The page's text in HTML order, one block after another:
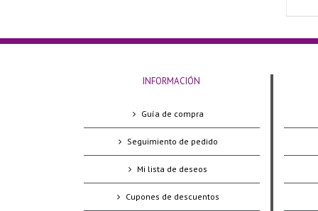
INFORMACIÓN
Guía de compra
Seguimiento de pedido
Mi lista de deseos
Cupones de descuentos